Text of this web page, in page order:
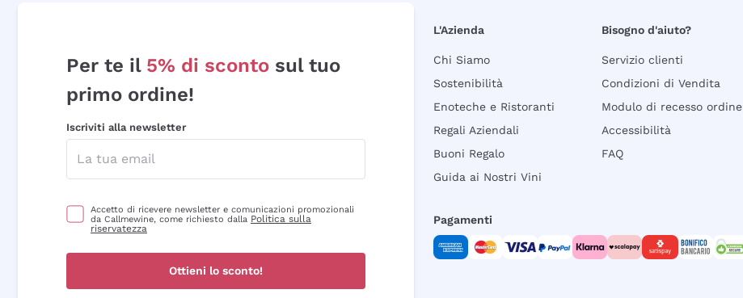
Per te il 5% di sconto sul tuo
primo ordine!
Iscriviti alla newsletter
Accetto di ricevere newsletter e comunicazioni promozionali
da Callmewine, come richiesto dalla Politica sulla
riservatezza
Ottieni lo sconto!
L'Azienda
Chi Siamo
Sostenibilità
Enoteche e Ristoranti
Regali Aziendali
Buoni Regalo
Guida ai Nostri Vini
Bisogno d'aiuto?
Servizio clienti
Condizioni di Vendita
Modulo di recesso ordine
Accessibilità
FAQ
Pagamenti